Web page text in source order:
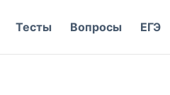
Тесты Вопросы ЕГЭ